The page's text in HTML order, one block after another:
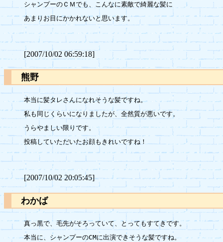
シャンプーのＣＭでも、こんなに素敵で綺麗な髪に
あまりお目にかかれないと思います。
[2007/10/02 06:59:18]
熊野
本当に髪タレさんになれそうな髪ですね。
私も同じくらいになりましたが、全然質が悪いです。
うらやましい限りです。
投稿していただいたお顔もきれいですね！
[2007/10/02 20:05:45]
わかば
真っ黒で、毛先がそろっていて、とってもすてきです。
本当に、シャンプーのCMに出演できそうな髪ですね。